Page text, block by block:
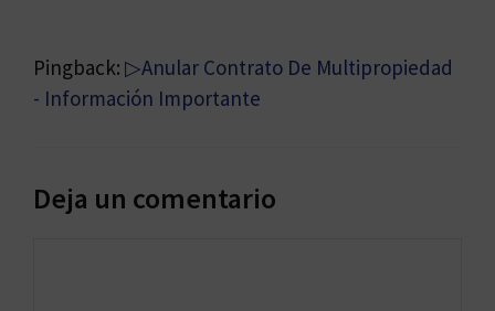
Pingback: ▷Anular Contrato De Multipropiedad
- Información Importante
Deja un comentario